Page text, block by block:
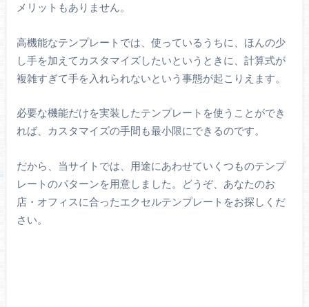
メリットもありません。
高機能なテンプレートでは、使っているうちに、ほんの少
し手を加えてカスタマイズしたいというときに、計算式が
複雑すぎて手を入れられないという事態が起こりえます。
必要な機能だけを実装したテンプレートを使うことができ
れば、カスタマイズの手間も最小限にできるのです。
だから、当サイトでは、用途にあわせていくつものテンプ
レートのパターンを用意しました。どうぞ、あなたのお
店・オフィスに合ったエクセルテンプレートをお探しくだ
さい。